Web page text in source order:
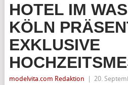
HOTEL IM
KÖLN
EXKLUSIVE
modelvita.com Redaktion 20.